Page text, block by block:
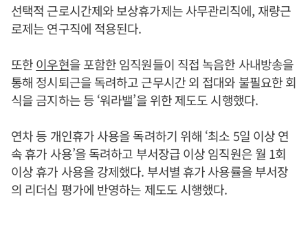
선택적 근로시간제와 보상휴가제는 사무관리직에, 재량근
로제는 연구직에 적용된다.
또한이우현을 포함한 임직원들이 직접 녹음한 사내방송을
통해 정시퇴근을 독려하고 근무시간 외 접대와 불필요한 회
식을 금지하는 등 ‘워라밸’을 위한 제도도 시행했다.
연차 등 개인휴가 사용을 독려하기 위해 ‘최소 5일 이상 연
속 휴가 사용’을 독려하고 부서장급 이상 임직원은 월 1회
이상 휴가 사용을 강제했다. 부서별 휴가 사용률을 부서장
의 리더십 평가에 반영하는 제도도 시행했다.